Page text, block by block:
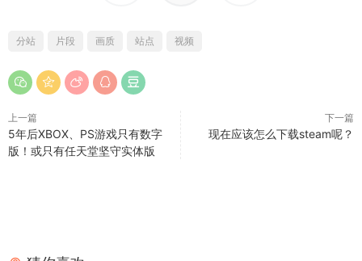
分站 片段 画质 站点 视频
上一篇
5年后XBOX、PS游戏只有数字
版！或只有任天堂坚守实体版
下一篇
现在应该怎么下载steam呢？